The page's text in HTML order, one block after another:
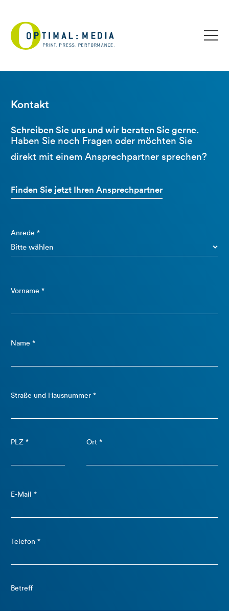
Kontakt
Schreiben Sie uns und wir beraten Sie gerne.
Haben Sie noch Fragen oder möchten Sie
direkt mit einem Ansprechpartner sprechen?
Finden Sie jetzt Ihren Ansprechpartner
Anrede *
Vorname *
Name *
Straße und Hausnummer *
PLZ * Ort *
E-Mail *
Telefon *
Betreff